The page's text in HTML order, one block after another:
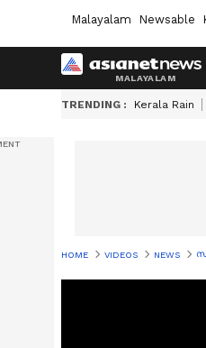
Malayalam Newsable
TRENDING : Kerala Rain
HOME VIDEOS NEWS